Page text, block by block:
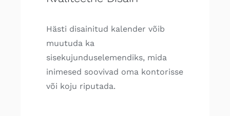
Hästi disainitud kalender võib
muutuda ka
sisekujunduselemendiks, mida
inimesed soovivad oma kontorisse
või koju riputada.